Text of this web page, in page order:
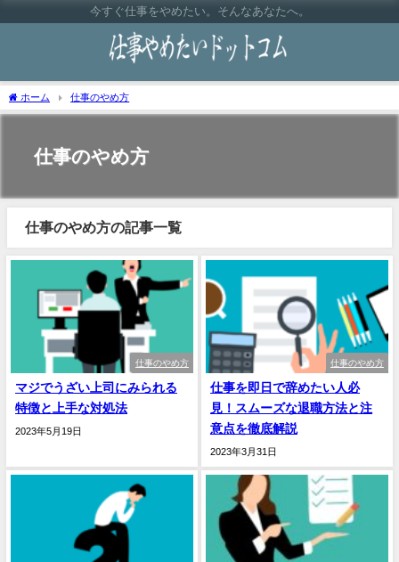
今すぐ仕事をやめたい。そんなあなたへ。
ホーム 仕事のやめ方
仕事のやめ方
仕事のやめ方の記事一覧
仕事のやめ方
マジでうざい上司にみられる
特徴と上手な対処法
2023年5月19日
仕事のやめ方
仕事を即日で辞めたい人必
見！スムーズな退職方法と注
意点を徹底解説
2023年3月31日